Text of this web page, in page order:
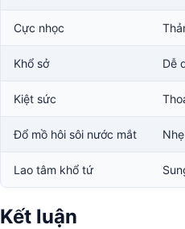
Cực nhọc
Khổ sở Dễ
Kiệt sức
Đổ mồ hôi sôi nước mắt
Lao tâm khổ tứ
Kết luận